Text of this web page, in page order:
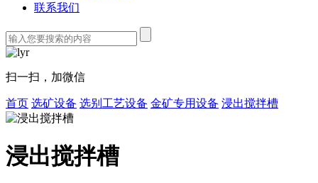
联系我们
扫一扫，加微信
首页 选矿设备 选别工艺设备 金矿专用设备 浸出搅拌槽
浸出搅拌槽